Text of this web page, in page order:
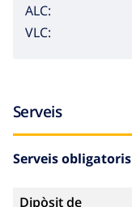
ALC:
VLC:
Serveis
Serveis obligatoris
Dipòsit de